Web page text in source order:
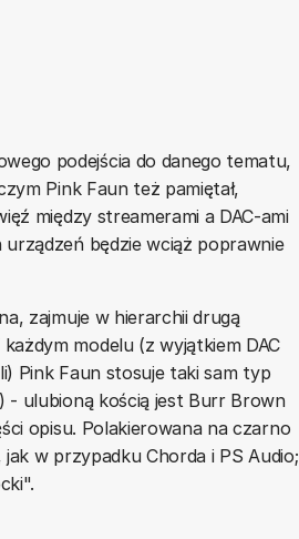
podejścia do danego tematu,
Pink Faun też pamiętał,
między streamerami a DAC-ami
będzie wciąż poprawnie
zajmuje w hierarchii drugą
modelu (z wyjątkiem DAC
Pink Faun stosuje taki sam typ
- ulubioną kością jest Burr Brown
opisu. Polakierowana na czarno
w przypadku Chorda i PS Audio;